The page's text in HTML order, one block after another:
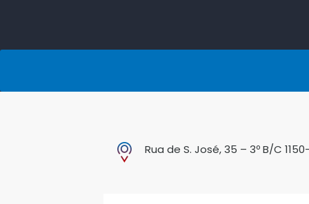
Rua de S. José, 35 – 3º B/C